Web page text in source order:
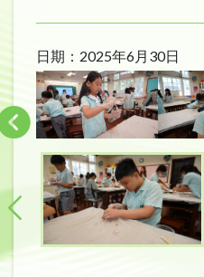
日期：2025年6月30日